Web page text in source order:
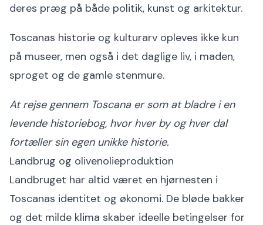
deres præg på både politik, kunst og arkitektur.
Toscanas historie og kulturarv opleves ikke kun
på museer, men også i det daglige liv, i maden,
sproget og de gamle stenmure.
At rejse gennem Toscana er som at bladre i en
levende historiebog, hvor hver by og hver dal
fortæller sin egen unikke historie.
Landbrug og olivenolieproduktion
Landbruget har altid været en hjørnesten i
Toscanas identitet og økonomi. De bløde bakker
og det milde klima skaber ideelle betingelser for